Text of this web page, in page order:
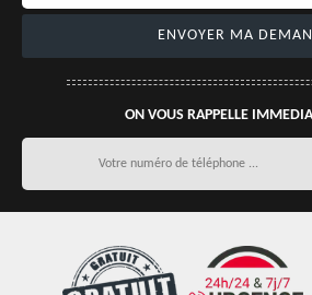
ON VOUS RAPPELLE